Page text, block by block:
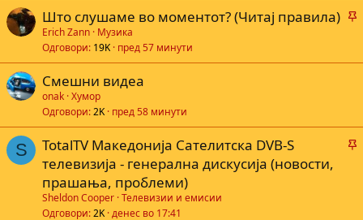
В
н
Што слушаме во моментот? (Читај правила)
Erich Zann Музика
Одговори 19K пред 57 минути
Смешни видеа
onak Хумор
Одговори 2K пред 58 минути
S
В
TotalTV Македониjа Сателитска DVB-S
телевизија - генерална дискусија (новости,
прашања, проблеми)
Sheldon Cooper Телевизии и емисии
Одговори 2K денес во 17:41